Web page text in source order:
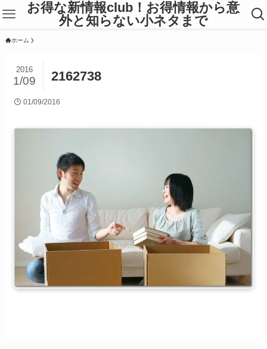
お得な新情報club！お得情報から意
外と知らない小ネタまで
ホーム
2162738
2016
1/09
01/09/2016